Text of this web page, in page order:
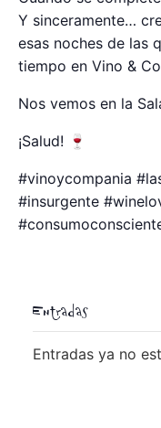
Y sinceramente…
esas noches de las
tiempo en Vino &
Nos vemos en la
¡Salud! 🍷
#vinoycompania
#insurgente
Entradas
Entradas ya no